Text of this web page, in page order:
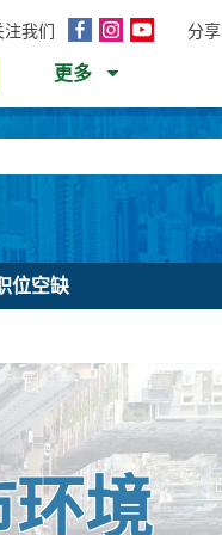
注我们
面
InstagramYouTube分享
更多
位空缺
环境